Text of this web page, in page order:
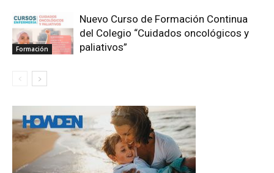
Formación
Nuevo Curso de Formación Continua
del Colegio “Cuidados oncológicos y
paliativos”